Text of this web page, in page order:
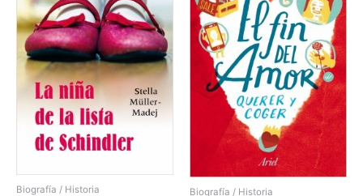
Biografía / Historia Biografía / Historia